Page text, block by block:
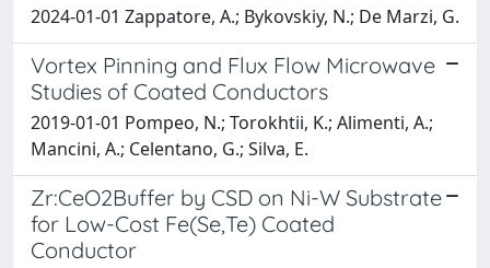
2024-01-01 Zappatore, A.; Bykovskiy, N.; De Marzi, G.
Vortex Pinning and Flux Flow Microwave
Studies of Coated Conductors
2019-01-01 Pompeo, N.; Torokhtii, K.; Alimenti, A.;
Mancini, A.; Celentano, G.; Silva, E.
Zr:CeO2Buffer by CSD on Ni-W Substrate
for Low-Cost Fe(Se,Te) Coated
Conductor